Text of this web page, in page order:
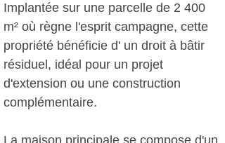
Implantée sur une parcelle de 2 400
m² où règne l'esprit campagne, cette
propriété bénéficie d' un droit à bâtir
résiduel, idéal pour un projet
d'extension ou une construction
complémentaire.
La maison principale se compose d'un